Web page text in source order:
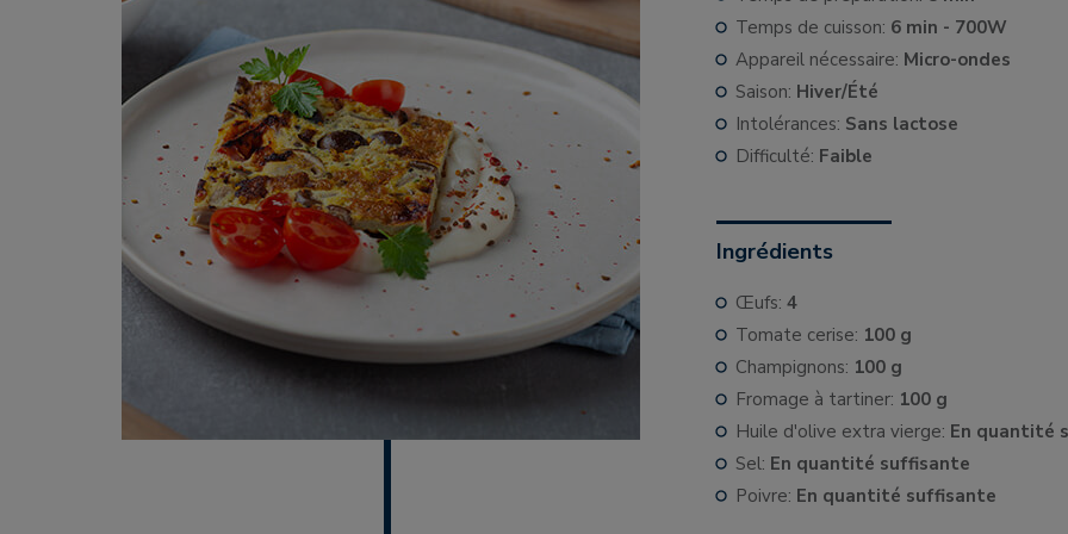
Temps de cuisson: 6 min - 700W
Appareil nécessaire: Micro-ondes
Saison: Hiver/Été
Intolérances: Sans lactose
Difficulté: Faible
Ingrédients
Œufs: 4
Tomate cerise: 100 g
Champignons: 100 g
Fromage à tartiner: 100 g
Huile d'olive extra vierge: En quantité
Sel: En quantité suffisante
Poivre: En quantité suffisante